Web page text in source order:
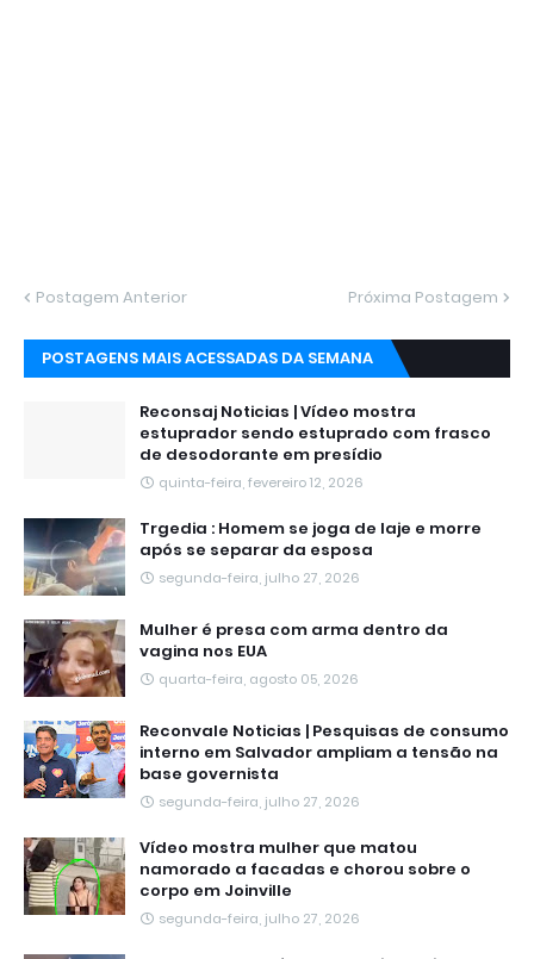
Postagem Anterior Próxima Postagem
POSTAGENS MAIS ACESSADAS DA SEMANA
Reconsaj Noticias | Vídeo mostra
estuprador sendo estuprado com frasco
de desodorante em presídio
quinta-feira, fevereiro 12, 2026
Trgedia : Homem se joga de laje e morre
após se separar da esposa
segunda-feira, julho 27, 2026
Mulher é presa com arma dentro da
vagina nos EUA
quarta-feira, agosto 05, 2026
Reconvale Noticias | Pesquisas de consumo
interno em Salvador ampliam a tensão na
base governista
segunda-feira, julho 27, 2026
Vídeo mostra mulher que matou
namorado a facadas e chorou sobre o
corpo em Joinville
segunda-feira, julho 27, 2026